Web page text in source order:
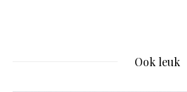
Ook leuk